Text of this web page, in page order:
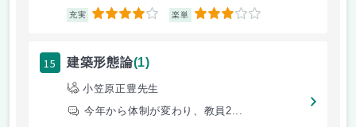
充実 4 楽単 3
15 建築形態論(1)
小笠原正豊先生
今年から体制が変わり、教員2...